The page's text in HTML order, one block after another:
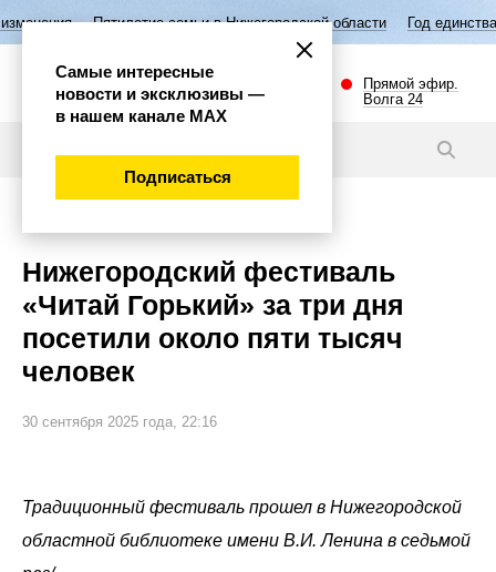
семьи в Нижегородской области Год единства народов России
Прямой эфир.
Волга 24
Нижегородский фестиваль
«Читай Горький» за три дня
посетили около пяти тысяч
человек
30 сентября 2025 года, 22:16
Традиционный фестиваль прошел в Нижегородской
областной библиотеке имени В.И. Ленина в седьмой
Самые интересные
новости и эксклюзивы —
в нашем канале МАХ
Подписаться